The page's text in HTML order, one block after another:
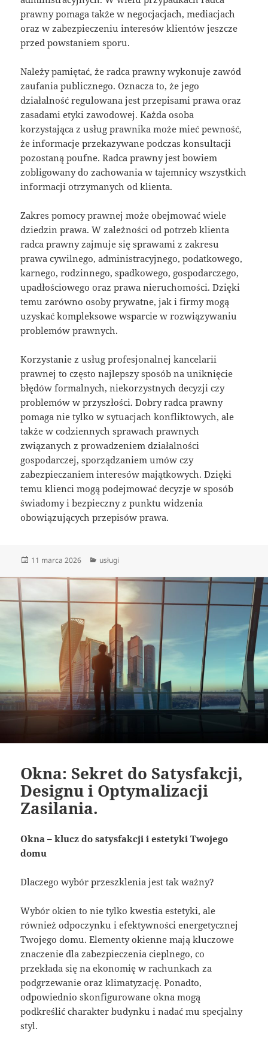
prawny pomaga także w negocjacjach, mediacjach
oraz w zabezpieczeniu interesów klientów jeszcze
przed powstaniem sporu.
Należy pamiętać, że radca prawny wykonuje zawód
zaufania publicznego. Oznacza to, że jego
działalność regulowana jest przepisami prawa oraz
zasadami etyki zawodowej. Każda osoba
korzystająca z usług prawnika może mieć pewność,
że informacje przekazywane podczas konsultacji
pozostaną poufne. Radca prawny jest bowiem
zobligowany do zachowania w tajemnicy wszystkich
informacji otrzymanych od klienta.
Zakres pomocy prawnej może obejmować wiele
dziedzin prawa. W zależności od potrzeb klienta
radca prawny zajmuje się sprawami z zakresu
prawa cywilnego, administracyjnego, podatkowego,
karnego, rodzinnego, spadkowego, gospodarczego,
upadłościowego oraz prawa nieruchomości. Dzięki
temu zarówno osoby prywatne, jak i firmy mogą
uzyskać kompleksowe wsparcie w rozwiązywaniu
problemów prawnych.
Korzystanie z usług profesjonalnej kancelarii
prawnej to często najlepszy sposób na uniknięcie
błędów formalnych, niekorzystnych decyzji czy
problemów w przyszłości. Dobry radca prawny
pomaga nie tylko w sytuacjach konfliktowych, ale
także w codziennych sprawach prawnych
związanych z prowadzeniem działalności
gospodarczej, sporządzaniem umów czy
zabezpieczaniem interesów majątkowych. Dzięki
temu klienci mogą podejmować decyzje w sposób
świadomy i bezpieczny z punktu widzenia
obowiązujących przepisów prawa.
Data
11 marca 2026 Kategorie
usługi
Okna: Sekret do Satysfakcji,
Designu i Optymalizacji
Zasilania.
Okna – klucz do satysfakcji i estetyki Twojego
domu
Dlaczego wybór przeszklenia jest tak ważny?
Wybór okien to nie tylko kwestia estetyki, ale
również odpoczynku i efektywności energetycznej
Twojego domu. Elementy okienne mają kluczowe
znaczenie dla zabezpieczenia cieplnego, co
przekłada się na ekonomię w rachunkach za
podgrzewanie oraz klimatyzację. Ponadto,
odpowiednio skonfigurowane okna mogą
podkreślić charakter budynku i nadać mu specjalny
styl.